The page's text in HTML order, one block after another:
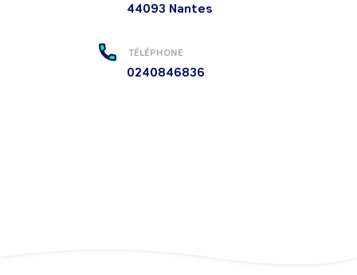
44093 Nantes
TÉLÉPHONE
0240846836